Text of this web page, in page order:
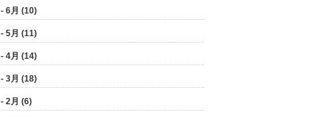
- 6月 (10)
- 5月 (11)
- 4月 (14)
- 3月 (18)
- 2月 (6)